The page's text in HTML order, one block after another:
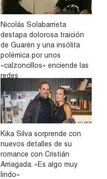
Nicolás Solabarrieta
destapa dolorosa traición
de Guarén y una insólita
polémica por unos
«calzoncillos» enciende las
redes
Kika Silva sorprende con
nuevos detalles de su
romance con Cristián
Arriagada: «Es algo muy
lindo»